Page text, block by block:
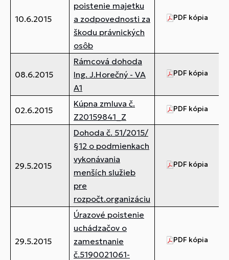
10.6.2015
poistenie majetku
a zodpovednosti za
škodu právnických
osôb
PDF kópia
08.6.2015
Rámcová dohoda
Ing. J.Horečný - VA
A1
PDF kópia
02.6.2015
Kúpna zmluva č.
Z20159841_Z
PDF kópia
29.5.2015
Dohoda č. 51/2015/
§12 o podmienkach
vykonávania
menších služieb
pre
rozpočt.organizáciu
PDF kópia
29.5.2015
Úrazové poistenie
uchádzačov o
zamestnanie
č.5190021061-
PDF kópia